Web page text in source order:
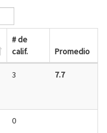
# de
calif.
Promedio
3 7.7
0